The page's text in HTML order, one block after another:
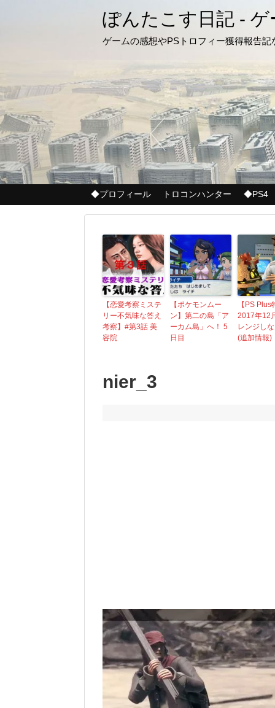
ぽんたこす日記 -
ゲームの感想やPSトロフィー獲得報告
◆プロフィール トロコンハンター ◆PS4
【恋愛考察ミステ
リー不気味な答え
考察】#第3話 美
容院
【ポケモンムー
ン】第二の島「ア
ーカム島」へ！ 5
日目
【PS Plus
2017年12
レンジし
(追加情報)
nier_3